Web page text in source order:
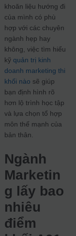
khoăn liệu hướng đi
của mình có phù
hợp với các chuyên
ngành hẹp hay
không, việc tìm hiểu
kỹquản trị kinh
doanh marketing thi
khối nào sẽ giúp
bạn định hình rõ
hơn lộ trình học tập
và lựa chọn tổ hợp
môn thế mạnh của
bản thân.
Ngành
Marketin
g lấy bao
nhiêu
điểm